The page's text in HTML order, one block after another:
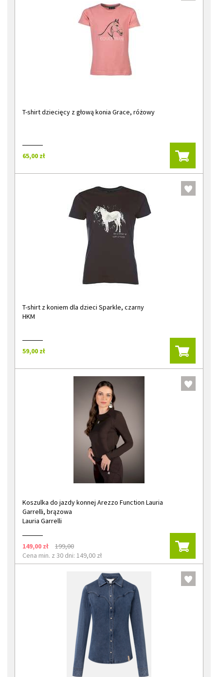
T-shirt dziecięcy z głową konia Grace, różowy
65,00 zł
T-shirt z koniem dla dzieci Sparkle, czarny
HKM
59,00 zł
Koszulka do jazdy konnej Arezzo Function Lauria
Garrelli, brązowa
Lauria Garrelli
149,00 zł
199,00
Cena min. z 30 dni: 149,00 zł